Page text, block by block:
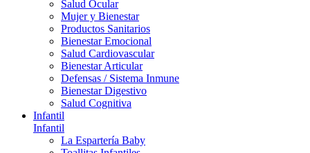
Salud Ocular
Mujer y Bienestar
Productos Sanitarios
Bienestar Emocional
Salud Cardiovascular
Bienestar Articular
Defensas / Sistema Inmune
Bienestar Digestivo
Salud Cognitiva
Infantil
Infantil
La Espartería Baby